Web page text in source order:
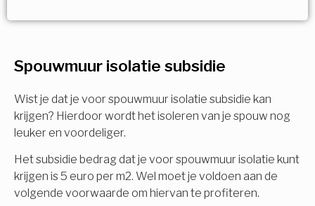
Spouwmuur isolatie subsidie
Wist je dat je voor spouwmuur isolatie subsidie kan
krijgen? Hierdoor wordt het isoleren van je spouw nog
leuker en voordeliger.
Het subsidie bedrag dat je voor spouwmuur isolatie kunt
krijgen is 5 euro per m2. Wel moet je voldoen aan de
volgende voorwaarde om hiervan te profiteren.
Meerdere keuzes mogelijk
Isolatiemaatregel
Spouwisolatie
Vloerisolatie
Dakisolatie
subsidie!
Vul uw gegevens in en ontvang nu direct uw
berekening per mail.
Voornaam